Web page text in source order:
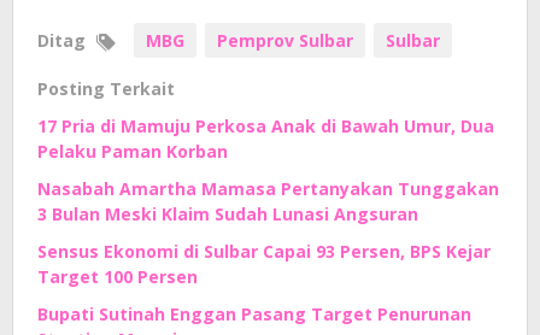
Ditag MBG Pemprov Sulbar Sulbar
Posting Terkait
17 Pria di Mamuju Perkosa Anak di Bawah Umur, Dua
Pelaku Paman Korban
Nasabah Amartha Mamasa Pertanyakan Tunggakan
3 Bulan Meski Klaim Sudah Lunasi Angsuran
Sensus Ekonomi di Sulbar Capai 93 Persen, BPS Kejar
Target 100 Persen
Bupati Sutinah Enggan Pasang Target Penurunan